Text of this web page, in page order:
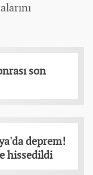
son
deprem!
hissedildi